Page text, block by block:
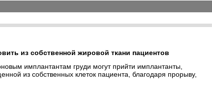
из собственной жировой ткани пациентов
имплантантам груди могут прийти имплантанты,
из собственных клеток пациента, благодаря прорыву,